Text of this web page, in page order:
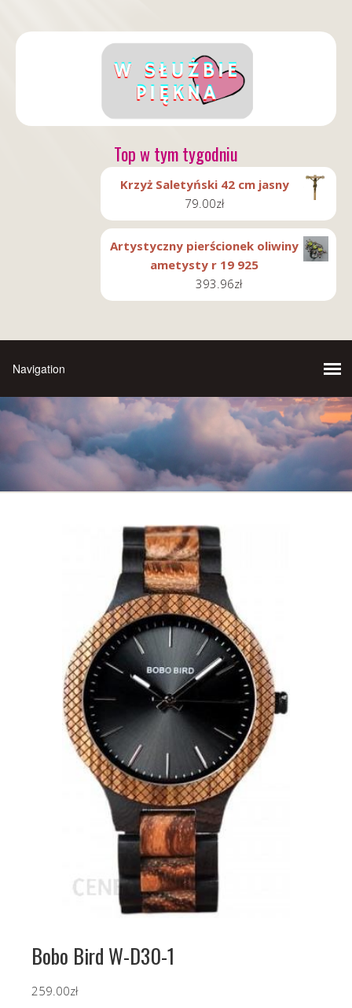
Top w tym tygodniu
Krzyż Saletyński 42 cm jasny
79.00zł
Artystyczny pierścionek oliwiny
ametysty r 19 925
393.96zł
Bobo Bird W-D30-1
259.00zł